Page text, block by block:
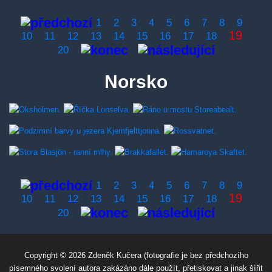
1 2 3 4 5 6 7 8
9
10
11 12 13 14 15 16 17 18 19
20
Norsko
1 2 3 4 5 6 7 8
9
10
11 12 13 14 15 16 17 18 19
20
Copyright © 2026 Zdeněk Kučera (fotografie je bez předchozího
písemného svolení autora zakázáno dále použít, přetiskovat a jinak šířit